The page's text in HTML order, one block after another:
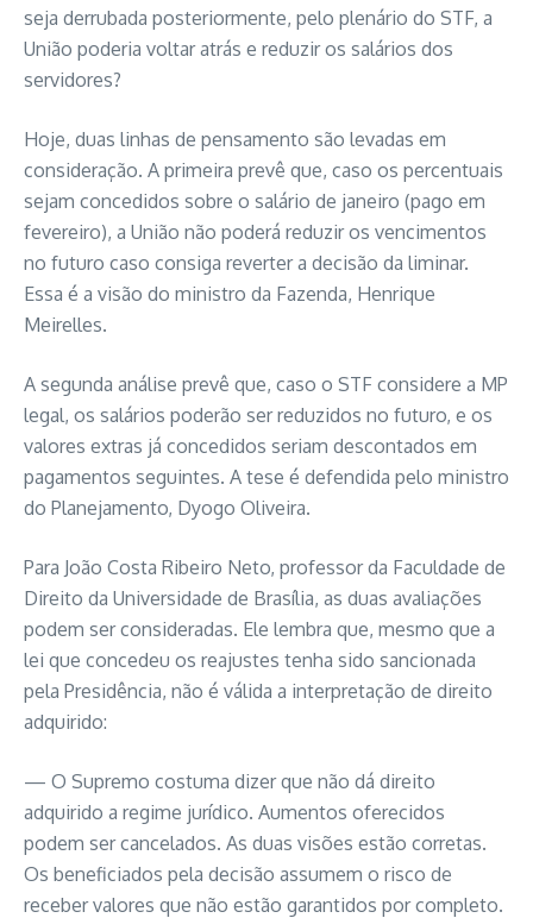
seja derrubada posteriormente, pelo plenário do STF, a
União poderia voltar atrás e reduzir os salários dos
servidores?
Hoje, duas linhas de pensamento são levadas em
consideração. A primeira prevê que, caso os percentuais
sejam concedidos sobre o salário de janeiro (pago em
fevereiro), a União não poderá reduzir os vencimentos
no futuro caso consiga reverter a decisão da liminar.
Essa é a visão do ministro da Fazenda, Henrique
Meirelles.
A segunda análise prevê que, caso o STF considere a MP
legal, os salários poderão ser reduzidos no futuro, e os
valores extras já concedidos seriam descontados em
pagamentos seguintes. A tese é defendida pelo ministro
do Planejamento, Dyogo Oliveira.
Para João Costa Ribeiro Neto, professor da Faculdade de
Direito da Universidade de Brasília, as duas avaliações
podem ser consideradas. Ele lembra que, mesmo que a
lei que concedeu os reajustes tenha sido sancionada
pela Presidência, não é válida a interpretação de direito
adquirido:
— O Supremo costuma dizer que não dá direito
adquirido a regime jurídico. Aumentos oferecidos
podem ser cancelados. As duas visões estão corretas.
Os beneficiados pela decisão assumem o risco de
receber valores que não estão garantidos por completo.